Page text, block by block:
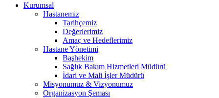
Kurumsal
Hastanemiz
Tarihçemiz
Değerlerimiz
Amaç ve Hedeflerimiz
Hastane Yönetimi
Başhekim
Sağlık Bakım Hizmetleri Müdürü
İdari ve Mali İşler Müdürü
Misyonumuz & Vizyonumuz
Organizasyon Şeması